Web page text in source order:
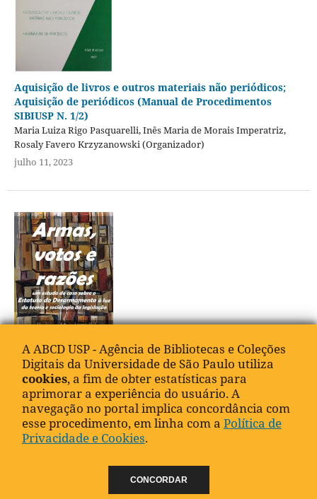
Aquisição de livros e outros materiais não periódicos;
Aquisição de periódicos (Manual de Procedimentos
SIBIUSP N. 1/2)
Maria Luiza Rigo Pasquarelli, Inês Maria de Morais Imperatriz,
Rosaly Favero Krzyzanowski (Organizador)
julho 11, 2023
Armas, votos e razões: um estudo de caso sobre o
Estatuto do Desarmamento à luz da teoria e sociologia
da legislação
Rodrigo Marchetti Ribeiro (Autor)
outubro 30, 2024
A ABCD USP - Agência de Bibliotecas e Coleções
Digitais da Universidade de São Paulo utiliza
cookies, a fim de obter estatísticas para
aprimorar a experiência do usuário. A
navegação no portal implica concordância com
esse procedimento, em linha com a Política de
Privacidade e Cookies.
CONCORDAR